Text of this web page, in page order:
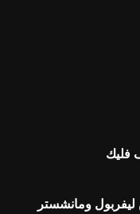
فليك
ليفربول ومانشستر